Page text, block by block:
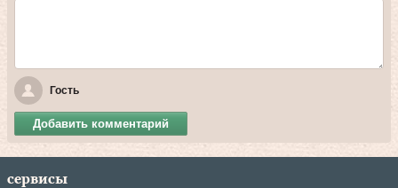
Гость
Добавить комментарий
сервисы